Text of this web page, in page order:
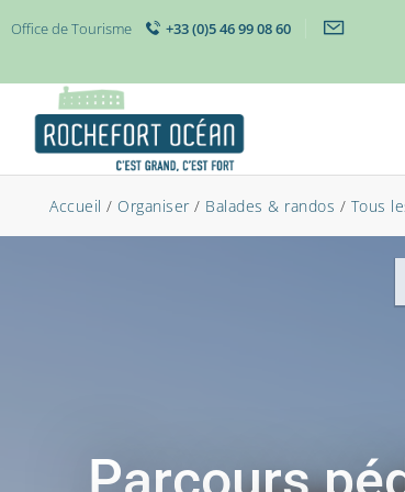
Office de Tourisme +33 (0)5 46 99 08 60
Accueil / Organiser / Balades & randos / Tous